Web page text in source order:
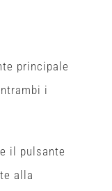
principale
i
il pulsante
alla